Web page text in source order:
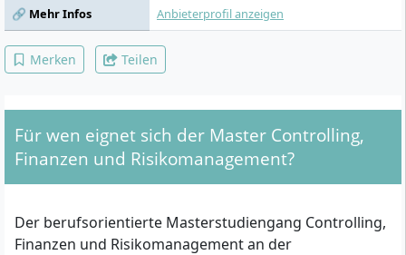
und unstrukturierten Daten auf Basis von
statistischen Datenanalysen in
koordinierenden Tätigkeiten
🔗 Mehr Infos
Anbieterprofil anzeigen
Merken Teilen
Für wen eignet sich der Master Controlling,
Finanzen und Risikomanagement?
Der berufsorientierte Masterstudiengang Controlling,
Finanzen und Risikomanagement an der